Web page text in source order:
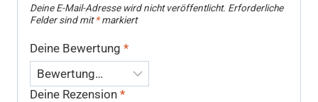
Deine E-Mail-Adresse wird nicht veröffentlicht. Erforderliche
Felder sind mit*markiert
Deine Bewertung *
Deine Rezension *